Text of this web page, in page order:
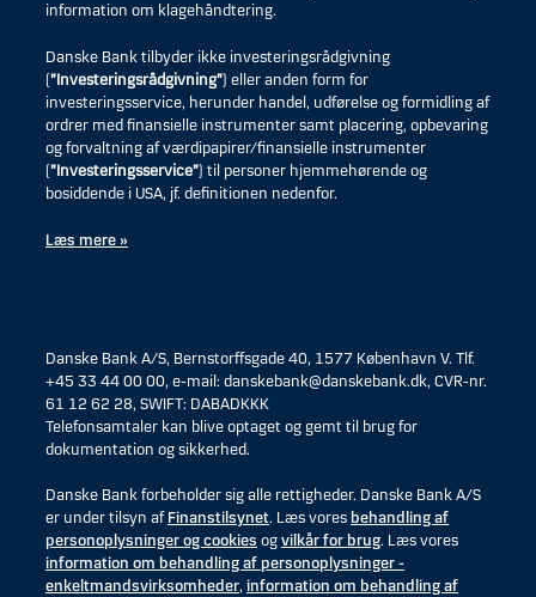
information om klagehåndtering.
Danske Bank tilbyder ikke investeringsrådgivning
(”Investeringsrådgivning”) eller anden form for
investeringsservice, herunder handel, udførelse og formidling af
ordrer med finansielle instrumenter samt placering, opbevaring
og forvaltning af værdipapirer/finansielle instrumenter
(”Investeringsservice”) til personer hjemmehørende og
bosiddende i USA, jf. definitionen nedenfor.
Læs mere »
Danske Bank A/S, Bernstorffsgade 40, 1577 København V. Tlf.
+45 33 44 00 00, e-mail: danskebank@danskebank.dk, CVR-nr.
61 12 62 28, SWIFT: DABADKKK
Telefonsamtaler kan blive optaget og gemt til brug for
dokumentation og sikkerhed.
Danske Bank forbeholder sig alle rettigheder. Danske Bank A/S
er under tilsyn afFinanstilsynet. Læs vores behandling af
personoplysninger og cookies ogvilkår for brug. Læs vores
information om behandling af personoplysninger -
enkeltmandsvirksomheder, information om behandling af